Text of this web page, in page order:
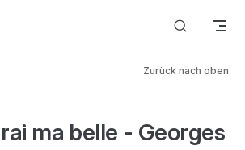
Zurück nach oben
ma belle - Georges